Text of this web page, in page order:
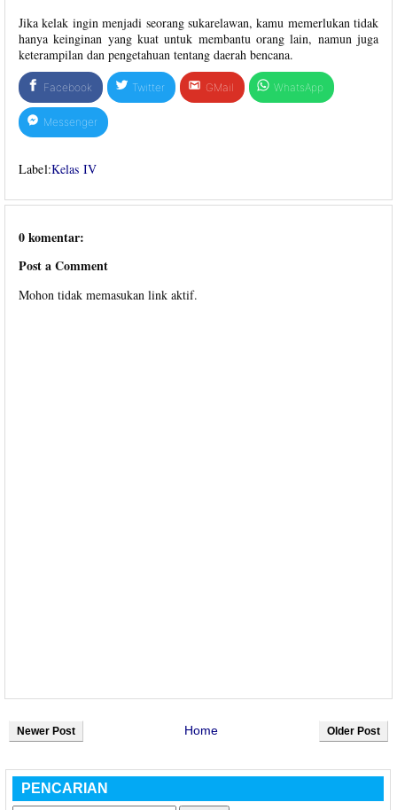
Jika kelak ingin menjadi seorang sukarelawan, kamu memerlukan tidak
hanya keinginan yang kuat untuk membantu orang lain, namun juga
keterampilan dan pengetahuan tentang daerah bencana.
Facebook Twitter GMail WhatsApp
Messenger
Label:Kelas IV
0 komentar:
Post a Comment
Mohon tidak memasukan link aktif.
Newer Post Older Post
Home
PENCARIAN